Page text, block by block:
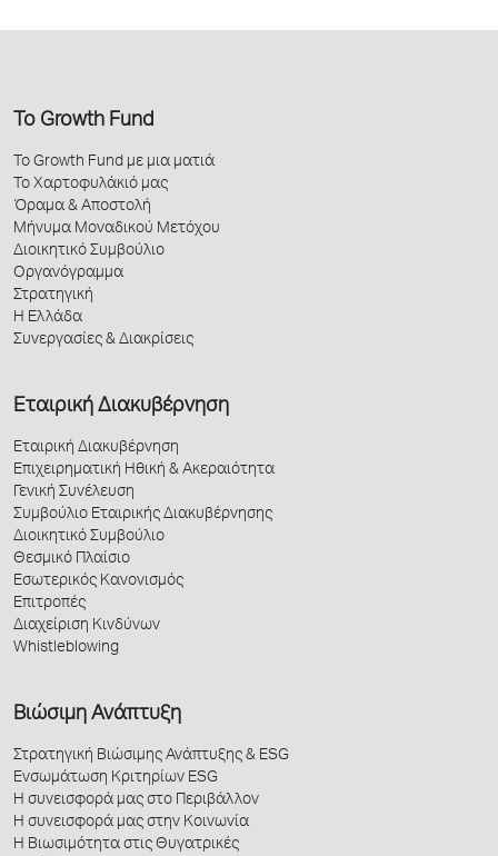
Το Growth Fund
Το Growth Fund με μια ματιά
Το Χαρτοφυλάκιό μας
Όραμα & Αποστολή
Μήνυμα Μοναδικού Μετόχου
Διοικητικό Συμβούλιο
Οργανόγραμμα
Στρατηγική
Η Ελλάδα
Συνεργασίες & Διακρίσεις
Εταιρική Διακυβέρνηση
Εταιρική Διακυβέρνηση
Επιχειρηματική Ηθική & Ακεραιότητα
Γενική Συνέλευση
Συμβούλιο Εταιρικής Διακυβέρνησης
Διοικητικό Συμβούλιο
Θεσμικό Πλαίσιο
Εσωτερικός Κανονισμός
Επιτροπές
Διαχείριση Κινδύνων
Whistleblowing
Βιώσιμη Ανάπτυξη
Στρατηγική Βιώσιμης Ανάπτυξης & ESG
Ενσωμάτωση Κριτηρίων ESG
Η συνεισφορά μας στο Περιβάλλον
Η συνεισφορά μας στην Κοινωνία
Η Βιωσιμότητα στις Θυγατρικές